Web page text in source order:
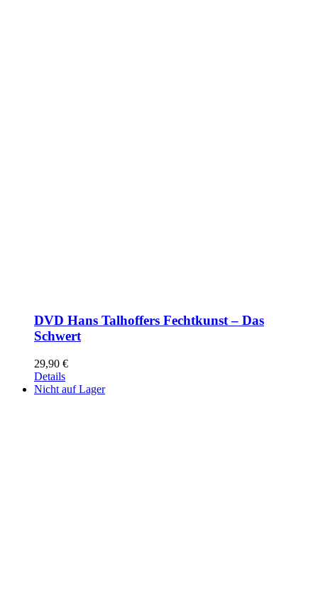
DVD Hans Talhoffers Fechtkunst – Das
Schwert
29,90 €
Details
Nicht auf Lager